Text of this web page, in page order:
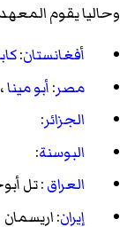
وحاليا يقوم المعهد
أفغانستان:
مصر:أبو مينا،
الجزائر:
البوسنة:
العراق:تل
إيران:اريسمان